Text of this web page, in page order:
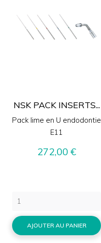
NSK PACK INSERTS...
Pack lime en U endodontie
E11
Prix
272,00 €
AJOUTER AU PANIER